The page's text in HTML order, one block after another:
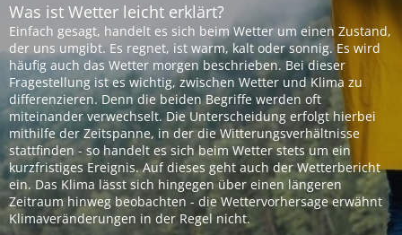
Was ist Wetter leicht erklärt?
Einfach gesagt, handelt es sich beim Wetter um einen Zustand,
der uns umgibt. Es regnet, ist warm, kalt oder sonnig. Es wird
häufig auch das Wetter morgen beschrieben. Bei dieser
Fragestellung ist es wichtig, zwischen Wetter und Klima zu
differenzieren. Denn die beiden Begriffe werden oft
miteinander verwechselt. Die Unterscheidung erfolgt hierbei
mithilfe der Zeitspanne, in der die Witterungsverhältnisse
stattfinden - so handelt es sich beim Wetter stets um ein
kurzfristiges Ereignis. Auf dieses geht auch der Wetterbericht
ein. Das Klima lässt sich hingegen über einen längeren
Zeitraum hinweg beobachten - die Wettervorhersage erwähnt
Klimaveränderungen in der Regel nicht.